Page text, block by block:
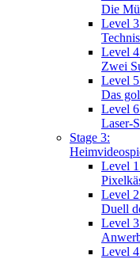
Die
Level
Level
Zwei
Level
Das
Level
Laser-
Stage 3:
Level
Level
Duell
Level
Level